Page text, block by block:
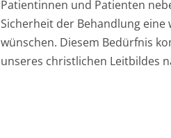
Patientinnen und Patienten
Sicherheit der Behandlung
wünschen. Diesem Bedürfnis
unseres christlichen Leitbildes